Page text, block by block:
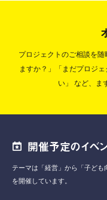
プロジェクトのご相談を随
ますか？」「まだプロジ
い」
など、ま
開催予定のイベ
テーマは「経営」から「子ども
を開催しています。